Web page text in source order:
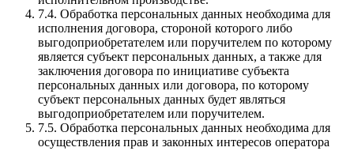
7.4. Обработка персональных данных необходима для
исполнения договора, стороной которого либо
выгодоприобретателем или поручителем по которому
является субъект персональных данных, а также для
заключения договора по инициативе субъекта
персональных данных или договора, по которому
субъект персональных данных будет являться
выгодоприобретателем или поручителем.
7.5. Обработка персональных данных необходима для
осуществления прав и законных интересов оператора